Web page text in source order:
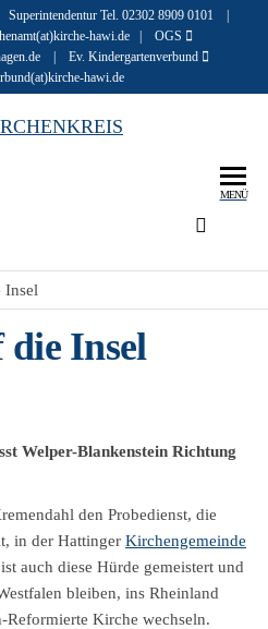
Tel. 02302 8909 0101 |
hawi.de | OGS
| Ev. Kindergartenverbund
hawi.de
r
zu den
MENÜ
Insel
Insel
Welper-Blankenstein Richtung
den Probedienst, die
in der Hattinger Kirchengemeinde
auch diese Hürde gemeistert und
bleiben, ins Rheinland
Reformierte Kirche wechseln.